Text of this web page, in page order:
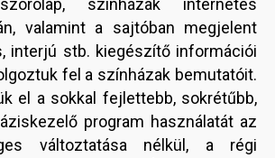
színházak internetes
valamint a sajtóban megjelent
interjú stb. kiegészítő információi
fel a színházak bemutatóit.
el a sokkal fejlettebb, sokrétűbb,
program használatát az
változtatása nélkül, a régi